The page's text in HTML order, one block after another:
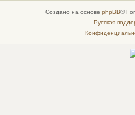
Создано на основе phpBB®
Русская